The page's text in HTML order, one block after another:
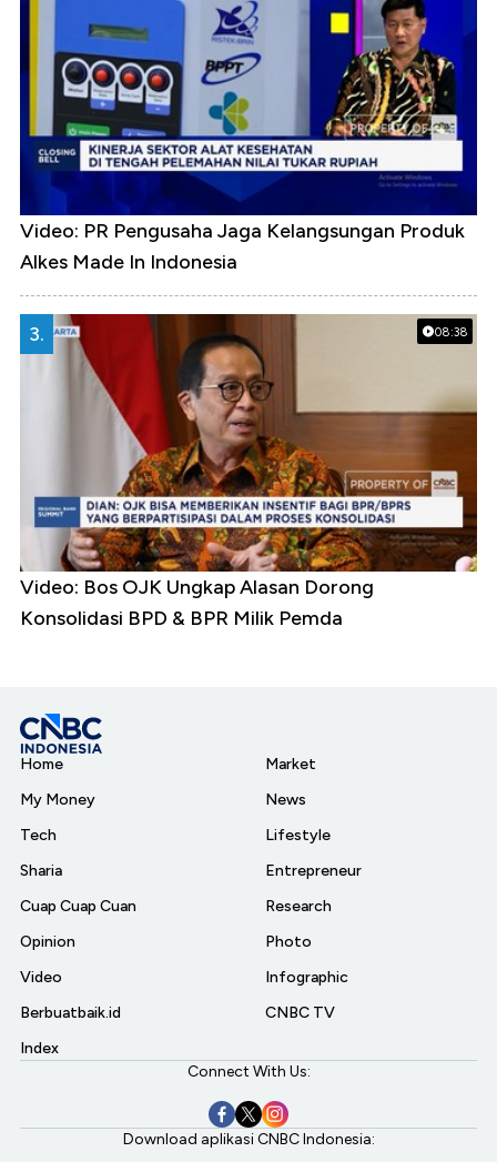
Video: PR Pengusaha Jaga Kelangsungan Produk
Alkes Made In Indonesia
08:38
3.
Video: Bos OJK Ungkap Alasan Dorong
Konsolidasi BPD & BPR Milik Pemda
Home
My Money
Tech
Sharia
Cuap Cuap Cuan
Opinion
Video
Berbuatbaik.id
Index
Market
News
Lifestyle
Entrepreneur
Research
Photo
Infographic
CNBC TV
Connect With Us:
Download aplikasi CNBC Indonesia: